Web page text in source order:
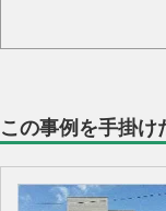
この事例を手掛け